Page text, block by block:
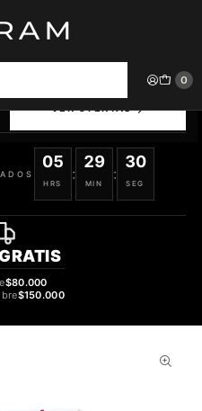
0
100 ML
SELECCIONADOS
05
HRS
:
29
MIN
:
29
SEG
$80.000
$150.000